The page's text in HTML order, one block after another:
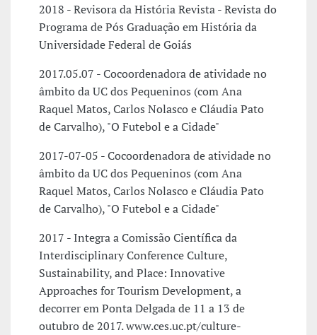
2018 - Revisora da História Revista - Revista do
Programa de Pós Graduação em História da
Universidade Federal de Goiás
2017.05.07 - Cocoordenadora de atividade no
âmbito da UC dos Pequeninos (com Ana
Raquel Matos, Carlos Nolasco e Cláudia Pato
de Carvalho), "O Futebol e a Cidade"
2017-07-05 - Cocoordenadora de atividade no
âmbito da UC dos Pequeninos (com Ana
Raquel Matos, Carlos Nolasco e Cláudia Pato
de Carvalho), "O Futebol e a Cidade"
2017 - Integra a Comissão Científica da
Interdisciplinary Conference Culture,
Sustainability, and Place: Innovative
Approaches for Tourism Development, a
decorrer em Ponta Delgada de 11 a 13 de
outubro de 2017. www.ces.uc.pt/culture-